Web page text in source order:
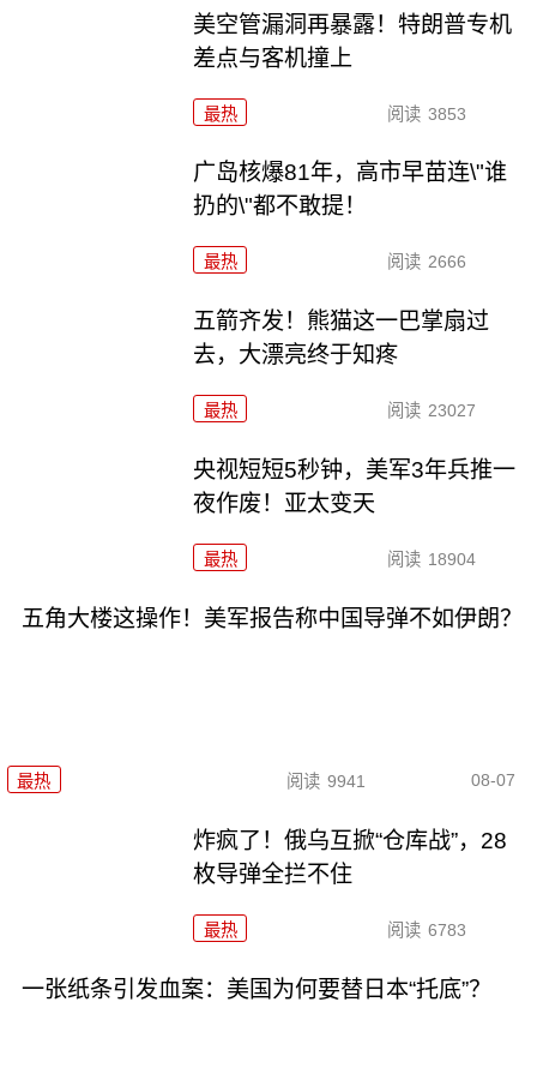
美空管漏洞再暴露！特朗普专机
差点与客机撞上
最热 阅读 3853
广岛核爆81年，高市早苗连\"谁
扔的\"都不敢提！
最热 阅读 2666
五箭齐发！熊猫这一巴掌扇过
去，大漂亮终于知疼
最热 阅读 23027
央视短短5秒钟，美军3年兵推一
夜作废！亚太变天
最热 阅读 18904
五角大楼这操作！美军报告称中国导弹不如伊朗？
最热 阅读 9941 08-07
炸疯了！俄乌互掀“仓库战”，28
枚导弹全拦不住
最热 阅读 6783
一张纸条引发血案：美国为何要替日本“托底”？